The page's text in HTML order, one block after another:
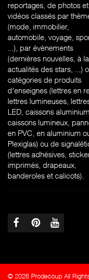
reportages, de photos
vidéos classés par
(mode, immobilier,
automobile, voyage,
...), par évènements
(dernières nouvelles, à
actualités des stars, ...)
catégories de produits
d'enseignes (lettres en
lettres lumineuses,
LED, caissons aluminium,
caissons lumineux,
en PVC, en aluminium
Plexiglas) ou de
(lettres adhésives,
imprimés, drapeaux,
banderoles et calicots).
© 2026 Prodecoup All